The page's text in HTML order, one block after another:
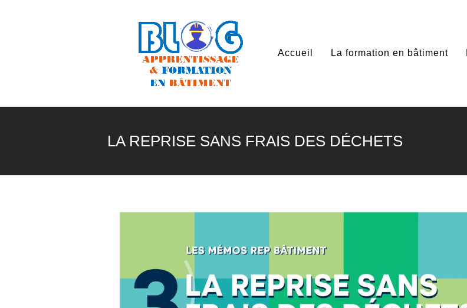
Accueil La formation en bâtiment
LA REPRISE SANS FRAIS DES DÉCHETS